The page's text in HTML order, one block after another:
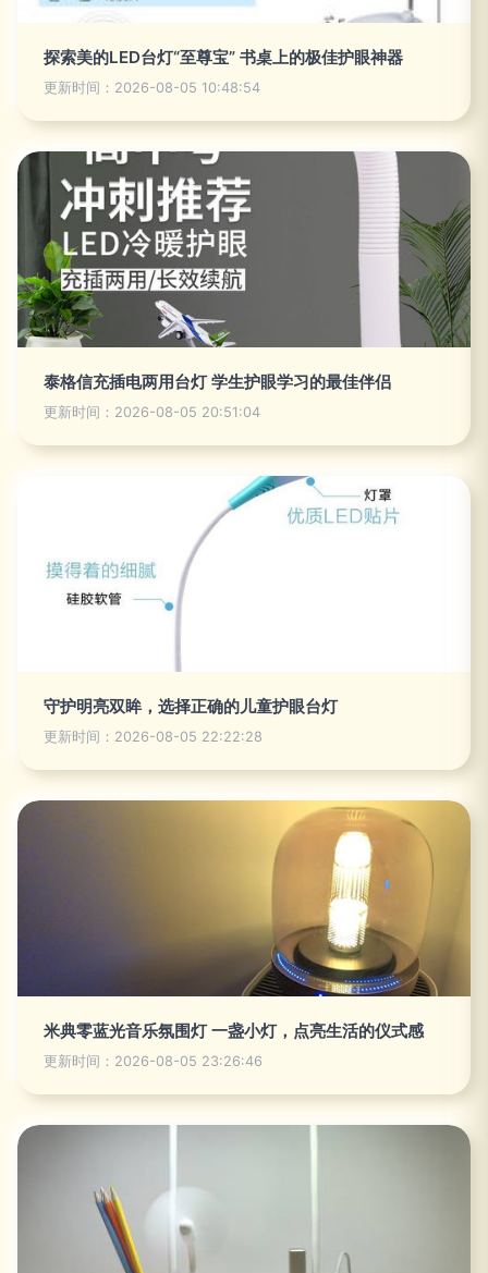
探索美的LED台灯“至尊宝” 书桌上的极佳护眼神器
更新时间：2026-08-05 10:48:54
泰格信充插电两用台灯 学生护眼学习的最佳伴侣
更新时间：2026-08-05 20:51:04
守护明亮双眸，选择正确的儿童护眼台灯
更新时间：2026-08-05 22:22:28
米典零蓝光音乐氛围灯 一盏小灯，点亮生活的仪式感
更新时间：2026-08-05 23:26:46